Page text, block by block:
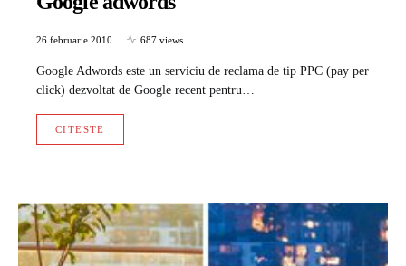
26 februarie 2010 687 views
Google Adwords este un serviciu de reclama de tip PPC (pay per
click) dezvoltat de Google recent pentru…
CITESTE